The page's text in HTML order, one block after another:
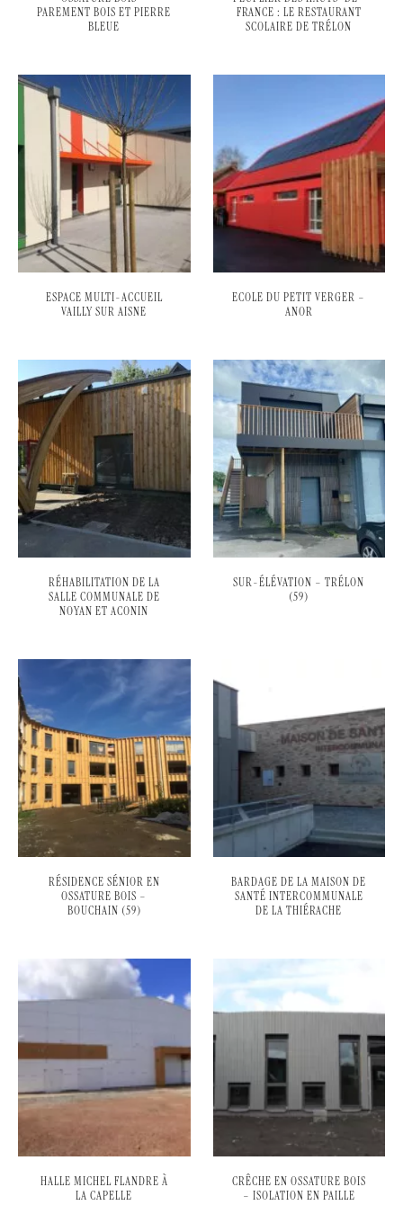
PAREMENT BOIS ET PIERRE
BLEUE
FRANCE : LE RESTAURANT
SCOLAIRE DE TRÉLON
ESPACE MULTI-ACCUEIL
VAILLY SUR AISNE
ECOLE DU PETIT VERGER –
ANOR
RÉHABILITATION DE LA
SALLE COMMUNALE DE
NOYAN ET ACONIN
SUR-ÉLÉVATION – TRÉLON
(59)
RÉSIDENCE SÉNIOR EN
OSSATURE BOIS –
BOUCHAIN (59)
BARDAGE DE LA MAISON DE
SANTÉ INTERCOMMUNALE
DE LA THIÉRACHE
HALLE MICHEL FLANDRE À
LA CAPELLE
CRÊCHE EN OSSATURE BOIS
– ISOLATION EN PAILLE